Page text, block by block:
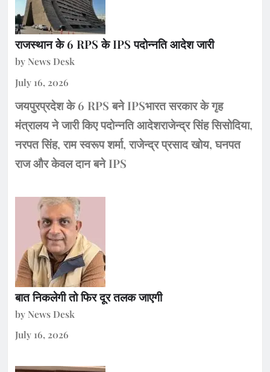
राजस्थान के 6 RPS के IPS पदोन्नति आदेश जारी
by News Desk
July 16, 2026
जयपुरप्रदेश के 6 RPS बने IPSभारत सरकार के गृह
मंत्रालय ने जारी किए पदोन्नति आदेशराजेन्द्र सिंह सिसोदिया,
नरपत सिंह, राम स्वरूप शर्मा, राजेन्द्र प्रसाद खोय, घनपत
राज और केवल दान बने IPS
बात निकलेगी तो फिर दूर तलक जाएगी
by News Desk
July 16, 2026